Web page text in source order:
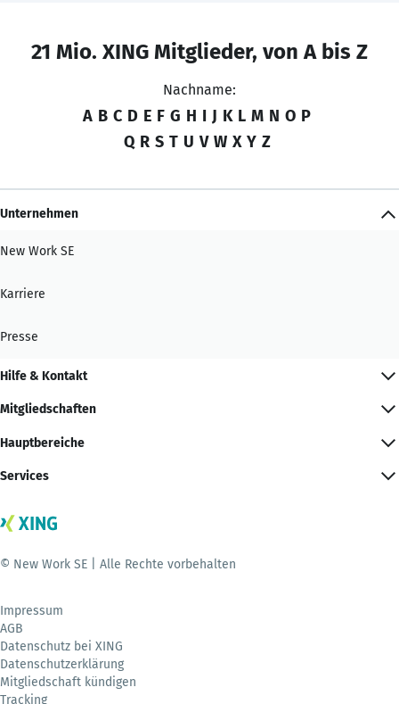
21 Mio. XING Mitglieder, von A bis Z
Nachname:
A B C D E F G H I J K L M N O P
Q R S T U V W X Y Z
Unternehmen
New Work SE
Karriere
Presse
Hilfe & Kontakt
Mitgliedschaften
Hauptbereiche
Services
© New Work SE | Alle Rechte vorbehalten
Impressum
AGB
Datenschutz bei XING
Datenschutzerklärung
Mitgliedschaft kündigen
Tracking